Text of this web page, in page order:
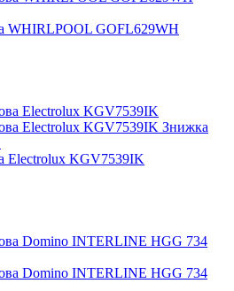
WHIRLPOOL GOFL629WH
Знижка
Electrolux KGV7539IK